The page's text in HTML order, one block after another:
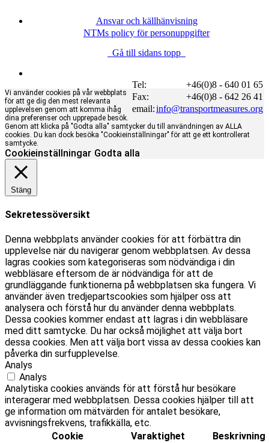
Ansvar och källhänvisning
NTMs policy för personuppgifter
Gå till sidans topp
Tel:
+46(0)8 - 640 01 65
Fax:
+46(0)8 - 642 26 41
email:info@transportmeasures.org
Vi använder cookies på vår webbplats
för att ge dig den mest relevanta
upplevelsen genom att komma ihåg
dina preferenser och upprepade besök.
Genom att klicka på "Godta alla" samtycker du till användningen av ALLA
cookies. Du kan dock besöka "Cookieinställningar" för att ge ett kontrollerat
samtycke.
Cookieinställningar Godta alla
Stäng
Sekretessöversikt
Denna webbplats använder cookies för att förbättra din
upplevelse när du navigerar genom webbplatsen. Av dessa
lagras cookies som kategoriseras som nödvändiga i din
webbläsare eftersom de är nödvändiga för att de
grundläggande funktionerna på webbplatsen ska fungera. Vi
använder även tredjepartscookies som hjälper oss att
analysera och förstå hur du använder denna webbplats.
Dessa cookies kommer endast att lagras i din webbläsare
med ditt samtycke. Du har också möjlighet att välja bort
dessa cookies. Men att välja bort vissa av dessa cookies kan
påverka din surfupplevelse.
Analys
Analys
Analytiska cookies används för att förstå hur besökare
interagerar med webbplatsen. Dessa cookies hjälper till att
ge information om mätvärden för antalet besökare,
avvisningsfrekvens, trafikkälla, etc.
Cookie
Varaktighet Beskrivning